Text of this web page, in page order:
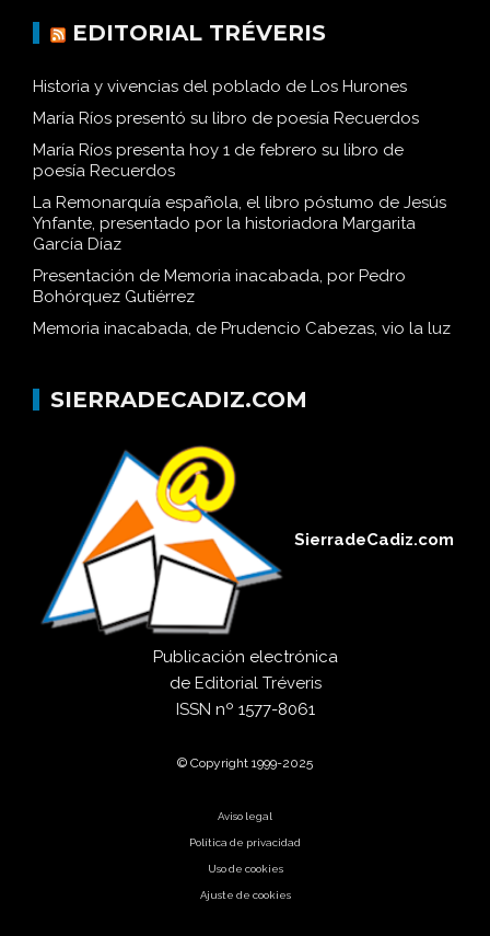
EDITORIAL TRÉVERIS
Historia y vivencias del poblado de Los Hurones
María Ríos presentó su libro de poesía Recuerdos
María Ríos presenta hoy 1 de febrero su libro de
poesía Recuerdos
La Remonarquía española, el libro póstumo de Jesús
Ynfante, presentado por la historiadora Margarita
García Díaz
Presentación de Memoria inacabada, por Pedro
Bohórquez Gutiérrez
Memoria inacabada, de Prudencio Cabezas, vio la luz
SIERRADECADIZ.COM
SierradeCadiz.com
Publicación electrónica
de Editorial Tréveris
ISSN nº 1577-8061
© Copyright 1999-2025
Aviso legal
Política de privacidad
Uso de cookies
Ajuste de cookies